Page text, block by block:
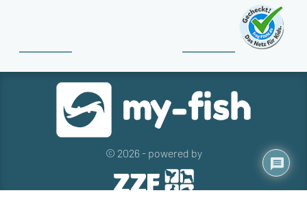
© 2026 - powered by